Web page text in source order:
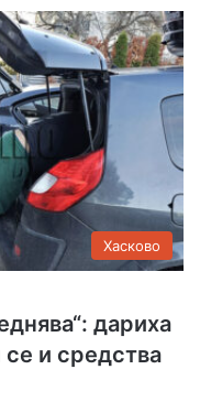
Хасково
дариха
и средства